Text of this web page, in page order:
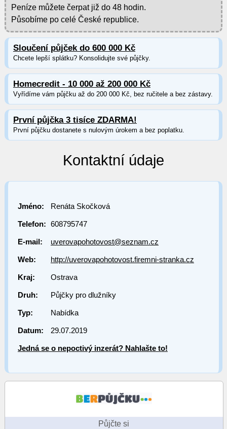
Peníze můžete čerpat již do 48 hodin.
Působíme po celé České republice.
Sloučení půjček do 600 000 Kč
Chcete lepší splátku? Konsolidujte své půjčky.
Homecredit - 10 000 až 200 000 Kč
Vyřídíme vám půjčku až do 200 000 Kč, bez ručitele a bez zástavy.
První půjčka 3 tisíce ZDARMA!
První půjčku dostanete s nulovým úrokem a bez poplatku.
Kontaktní údaje
Jméno: Renáta Skočková
Telefon: 608795747
E-mail: uverovapohotovost@seznam.cz
Web: http://uverovapohotovost.firemni-stranka.cz
Kraj: Ostrava
Druh: Půjčky pro dlužníky
Typ: Nabídka
Datum: 29.07.2019
Jedná se o nepoctivý inzerát? Nahlašte to!
Půjčte si